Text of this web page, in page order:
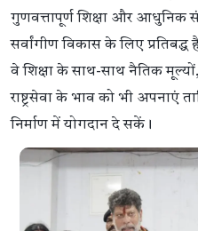
गुणवत्तापूर्ण शिक्षा और आधुनिक
सर्वांगीण विकास के लिए प्रतिबद्ध
वे शिक्षा के साथ-साथ नैतिक
राष्ट्रसेवा के भाव को भी अपनाएं
निर्माण में योगदान दे सकें।